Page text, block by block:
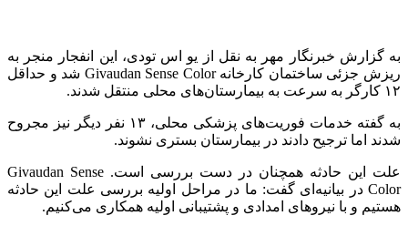
به گزارش خبرنگار مهر به نقل از یو اس تودی، این انفجار منجر به
ریزش جزئی ساختمان کارخانه Givaudan Sense Color شد و حداقل
۱۲ کارگر به سرعت به بیمارستان‌های محلی منتقل شدند.
به گفته خدمات فوریت‌های پزشکی محلی، ۱۳ نفر دیگر نیز مجروح
شدند اما ترجیح دادند در بیمارستان بستری نشوند.
علت این حادثه همچنان در دست بررسی است. Givaudan Sense
Color در بیانیه‌ای گفت: ما در مراحل اولیه بررسی علت این حادثه
هستیم و با نیروهای امدادی و پشتیبانی اولیه همکاری می‌کنیم.